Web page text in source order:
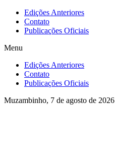
Edições Anteriores
Contato
Publicações Oficiais
Menu
Edições Anteriores
Contato
Publicações Oficiais
Muzambinho, 7 de agosto de 2026